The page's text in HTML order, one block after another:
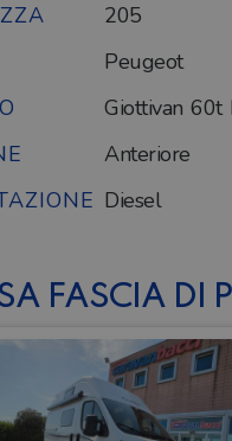
205
Peugeot
Giottivan 60t
Anteriore
Diesel
FASCIA DI